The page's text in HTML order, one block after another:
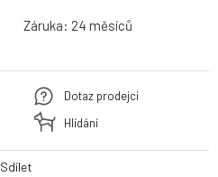
Záruka: 24
Dotaz prodejci
Hlídání
Sdílet